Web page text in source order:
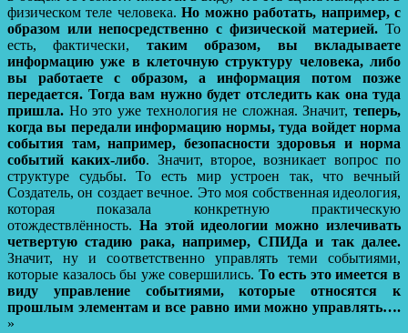
физическом теле человека.Но можно работать, например, с
образом или непосредственно с физической материей. То
есть, фактически, таким образом, вы вкладываете
информацию уже в клеточную структуру человека, либо
вы работаете с образом, а информация потом позже
передается. Тогда вам нужно будет отследить как она туда
пришла. Но это уже технология не сложная. Значит, теперь,
когда вы передали информацию нормы, туда войдет норма
события там, например, безопасности здоровья и норма
событий каких-либо. Значит, второе, возникает вопрос по
структуре судьбы. То есть мир устроен так, что вечный
Создатель, он создает вечное. Это моя собственная идеология,
которая показала конкретную практическую
отождествлённость. На этой идеологии можно излечивать
четвертую стадию рака, например, СПИДа и так далее.
Значит, ну и соответственно управлять теми событиями,
которые казалось бы уже совершились. То есть это имеется в
виду управление событиями, которые относятся к
прошлым элементам и все равно ими можно управлять….
»